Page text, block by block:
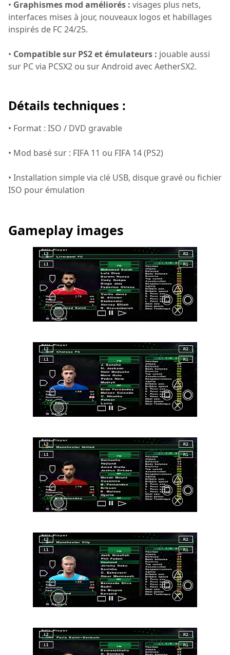
• Graphismes mod améliorés : visages plus nets,
interfaces mises à jour, nouveaux logos et habillages
inspirés de FC 24/25.
• Compatible sur PS2 et émulateurs : jouable aussi
sur PC via PCSX2 ou sur Android avec AetherSX2.
Détails techniques :
• Format : ISO / DVD gravable
• Mod basé sur : FIFA 11 ou FIFA 14 (PS2)
• Installation simple via clé USB, disque gravé ou fichier
ISO pour émulation
Gameplay images